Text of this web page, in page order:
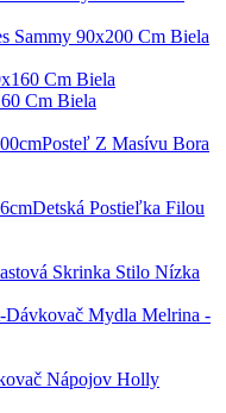
Sammy 90x200 Cm Biela
Cm Biela
Posteľ Z Masívu Bora
Detská Postieľka Filou
Skrinka Stilo Nízka
Dávkovač Mydla Melrina -
Nápojov Holly